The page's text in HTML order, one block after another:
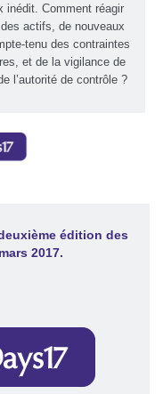
inédit. Comment réagir
actifs, de nouveaux
tenu des contraintes
et de la vigilance de
l’autorité de contrôle ?
édition des
2017.